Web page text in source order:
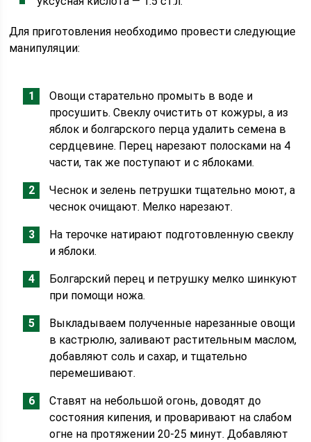
Для приготовления необходимо провести следующие
манипуляции:
Овощи старательно промыть в воде и
просушить. Свеклу очистить от кожуры, а из
яблок и болгарского перца удалить семена в
сердцевине. Перец нарезают полосками на 4
части, так же поступают и с яблоками.
Чеснок и зелень петрушки тщательно моют, а
чеснок очищают. Мелко нарезают.
На терочке натирают подготовленную свеклу
и яблоки.
Болгарский перец и петрушку мелко шинкуют
при помощи ножа.
Выкладываем полученные нарезанные овощи
в кастрюлю, заливают растительным маслом,
добавляют соль и сахар, и тщательно
перемешивают.
Ставят на небольшой огонь, доводят до
состояния кипения, и проваривают на слабом
огне на протяжении 20-25 минут. Добавляют